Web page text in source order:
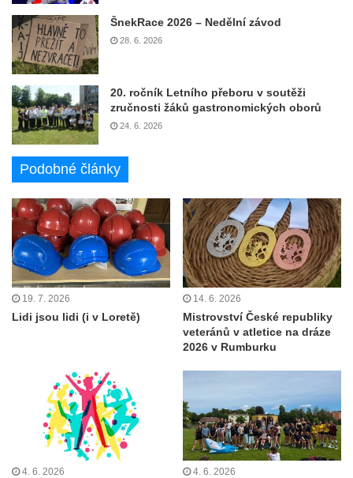
ŠnekRace 2026 – Nedělní závod
28. 6. 2026
20. ročník Letního přeboru v soutěži
zručnosti žáků gastronomických oborů
24. 6. 2026
Podobné články
19. 7. 2026
Lidi jsou lidi (i v Loretě)
14. 6. 2026
Mistrovství České republiky
veteránů v atletice na dráze
2026 v Rumburku
4. 6. 2026 4. 6. 2026